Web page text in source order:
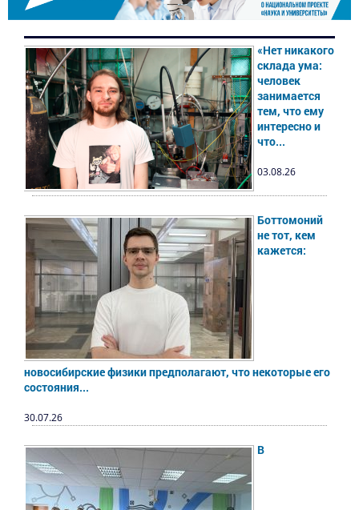
«Нет никакого
склада ума:
человек
занимается
тем, что ему
интересно и
что...
03.08.26
Боттомоний
не тот, кем
кажется:
новосибирские физики предполагают, что некоторые его
состояния...
30.07.26
В